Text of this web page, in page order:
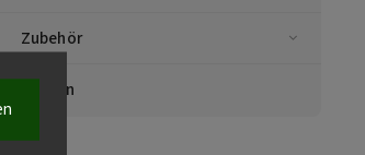
Zubehör
Marken